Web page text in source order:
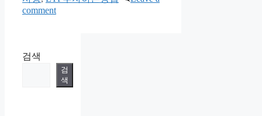
comment
검색
검
색